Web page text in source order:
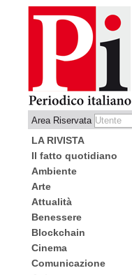
Area Riservata
LA RIVISTA
Il fatto quotidiano
Ambiente
Arte
Attualità
Benessere
Blockchain
Cinema
Comunicazione